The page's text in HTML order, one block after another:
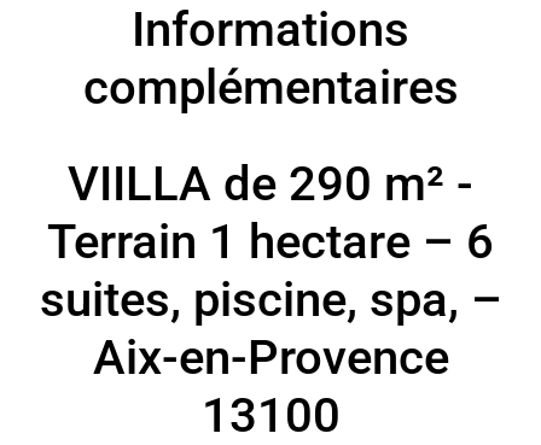
Informations
complémentaires
VIILLA de 290 m² -
Terrain 1 hectare – 6
suites, piscine, spa, –
Aix-en-Provence
13100